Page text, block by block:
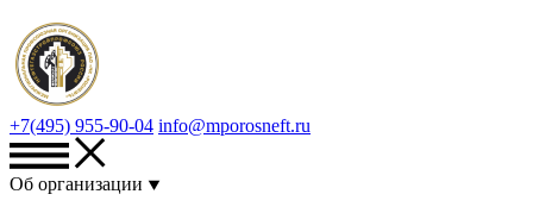
+7(495) 955-90-04 info@mporosneft.ru
Об организации